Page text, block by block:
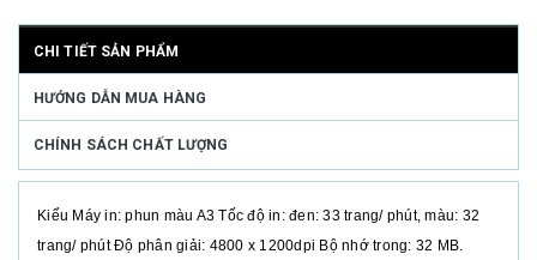
CHI TIẾT SẢN PHẨM
HƯỚNG DẪN MUA HÀNG
CHÍNH SÁCH CHẤT LƯỢNG
Kiểu Máy in: phun màu A3 Tốc độ in: đen: 33 trang/ phút, màu: 32
trang/ phút Độ phân giải: 4800 x 1200dpi Bộ nhớ trong: 32 MB.